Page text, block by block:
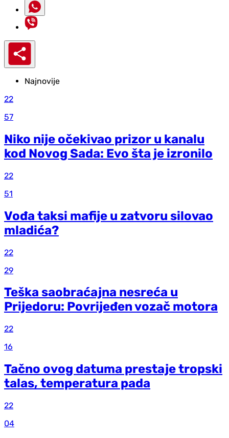
Najnovije
22
57
Niko nije očekivao prizor u kanalu
kod Novog Sada: Evo šta je izronilo
22
51
Vođa taksi mafije u zatvoru silovao
mladića?
22
29
Teška saobraćajna nesreća u
Prijedoru: Povrijeđen vozač motora
22
16
Tačno ovog datuma prestaje tropski
talas, temperatura pada
22
04